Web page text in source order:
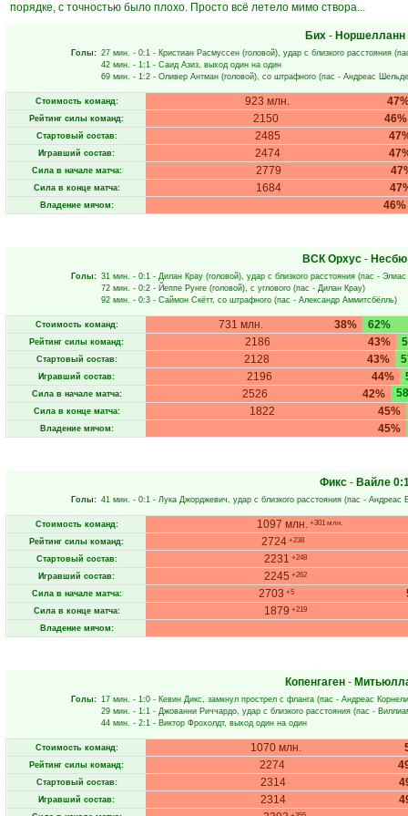
порядке, с точностью было плохо. Просто всё летело мимо створа...
Бих- Норшелланн
Голы: 27 мин. - 0:1 - Кристиан Расмуссен (головой), удар с близкого расстояния
42 мин. - 1:1 - Саид Азиз, выход один на один
69 мин. - 1:2 - Оливер Антман (головой), со штрафного (пас - Андреас
Стоимость команд: 923 млн.
Рейтинг силы команд: 46%
2150
Стартовый состав: 2485
Игравший состав: 2474
Сила в начале матча: 2779
Сила в конце матча: 1684
Владение мячом: 46%
ВСК Орхус - Несбю
Голы: 31 мин. - 0:1 - Дилан Крау (головой), удар с близкого расстояния (пас - Элиас
72 мин. - 0:2 - Йеппе Рунге (головой), с углового (пас - Дилан Крау)
92 мин. - 0:3 - Саймон Скётт, со штрафного (пас - Александр Аммитсбёлль)
Стоимость команд: 38%
731 млн. 62%
Рейтинг силы команд: 43%
2186
Стартовый состав: 43%
2128
Игравший состав: 44%
2196
Сила в начале матча: 42%
2526
Сила в конце матча: 45%
1822
Владение мячом: 45%
Фикс- Вайле
Голы: 41 мин. - 0:1 - Лука Джорджевич, удар с близкого расстояния (пас - Андреас
Стоимость команд: 1097 млн. +301 млн.
Рейтинг силы команд: 2724 +238
Стартовый состав: 2231 +248
Игравший состав: 2245 +262
Сила в начале матча: 2703 +5
Сила в конце матча: 1879 +219
Владение мячом:
Копенгаген-
Голы: 17 мин. - 1:0 - Кевин Дикс, замкнул прострел с фланга (пас - Андреас
29 мин. - 1:1 - Джованни Риччардо, удар с близкого расстояния (пас -
44 мин. - 2:1 - Виктор Фрохолдт, выход один на один
Стоимость команд: 1070 млн.
Рейтинг силы команд: 2274
Стартовый состав: 2314
Игравший состав: 2314